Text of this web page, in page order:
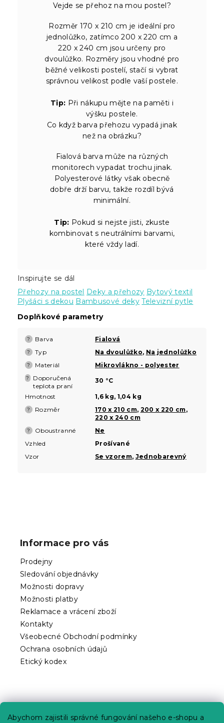
Abychom zajistili správné fungování našeho e-shopu a
Vejde se přehoz na mou postel?
Rozměr 170 x 210 cm je ideální pro
jednolůžko, zatímco 200 x 220 cm a
220 x 240 cm jsou určeny pro
dvoulůžko. Rozměry jsou vhodné pro
běžné velikosti postelí, stačí si vybrat
správnou velikost podle vaší postele.
Tip: Při nákupu mějte na paměti i
výšku postele.
Co když barva přehozu vypadá jinak
než na obrázku?
Fialová barva může na různých
monitorech vypadat trochu jinak.
Polyesterové látky však obecně
dobře drží barvu, takže rozdíl bývá
minimální.
Tip: Pokud si nejste jisti, zkuste
kombinovat s neutrálními barvami,
které vždy ladí.
Inspirujte se dál
Přehozy na postel Deky a přehozy Bytový textil
Plyšáci s dekou Bambusové deky Televizní pytle
Doplňkové parametry
? Barva Fialová
? Typ Na dvoulůžko, Na jednolůžko
? Materiál Mikrovlákno - polyester
?
Doporučená
teplota praní
30 °C
Hmotnost 1,6 kg, 1,04 kg
? Rozměr 170 x 210 cm, 200 x 220 cm,
220 x 240 cm
? Oboustranné
Ne
Vzhled
Prošívané
Vzor
Se vzorem, Jednobarevný
Informace pro vás
Prodejny
Sledování objednávky
Možnosti dopravy
Možnosti platby
Reklamace a vrácení zboží
Kontakty
Všeobecné Obchodní podmínky
Ochrana osobních údajů
Etický kodex